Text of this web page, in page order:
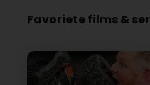
Favoriete films &